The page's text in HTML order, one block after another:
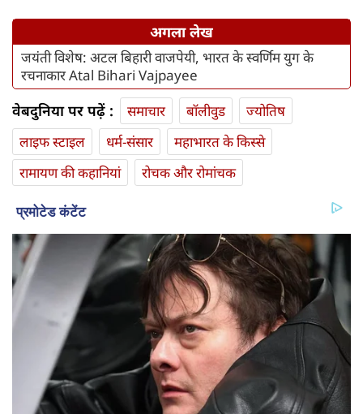
अगला लेख
जयंती विशेष: अटल बिहारी वाजपेयी, भारत के स्वर्णिम युग के
रचनाकार Atal Bihari Vajpayee
वेबदुनिया पर पढ़ें : समाचार बॉलीवुड
ज्योतिष
लाइफ स्‍टाइल
धर्म-संसार
महाभारत के किस्से
रामायण की कहानियां
रोचक और रोमांचक